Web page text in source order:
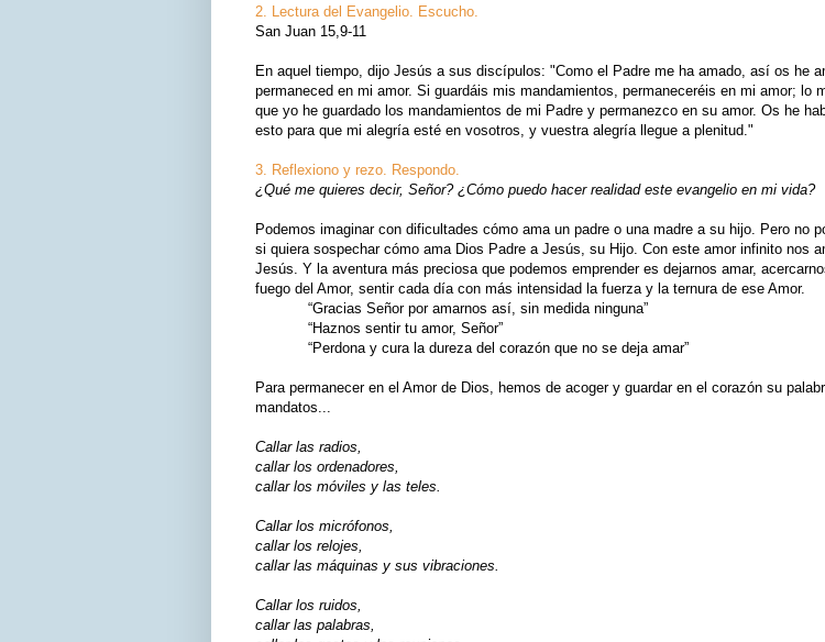
2. Lectura del Evangelio. Escucho.
San Juan 15,9-11
En aquel tiempo, dijo Jesús a sus discípulos: "Como el Padre me ha amado, así os he
permaneced en mi amor. Si guardáis mis mandamientos, permaneceréis en mi amor; lo
que yo he guardado los mandamientos de mi Padre y permanezco en su amor. Os he
esto para que mi alegría esté en vosotros, y vuestra alegría llegue a plenitud."
3. Reflexiono y rezo. Respondo.
¿Qué me quieres decir, Señor? ¿Cómo puedo hacer realidad este evangelio en mi vida?
Podemos imaginar con dificultades cómo ama un padre o una madre a su hijo. Pero no
si quiera sospechar cómo ama Dios Padre a Jesús, su Hijo. Con este amor infinito nos
Jesús. Y la aventura más preciosa que podemos emprender es dejarnos amar,
fuego del Amor, sentir cada día con más intensidad la fuerza y la ternura de ese Amor.
“Gracias Señor por amarnos así, sin medida ninguna”
“Haznos sentir tu amor, Señor”
“Perdona y cura la dureza del corazón que no se deja amar”
Para permanecer en el Amor de Dios, hemos de acoger y guardar en el corazón su
mandatos...
Callar las radios,
callar los ordenadores,
callar los móviles y las teles.
Callar los micrófonos,
callar los relojes,
callar las máquinas y sus vibraciones.
Callar los ruidos,
callar las palabras,